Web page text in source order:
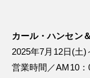
カール・ハンセン
2025年7月12日(土
営業時間／AM10